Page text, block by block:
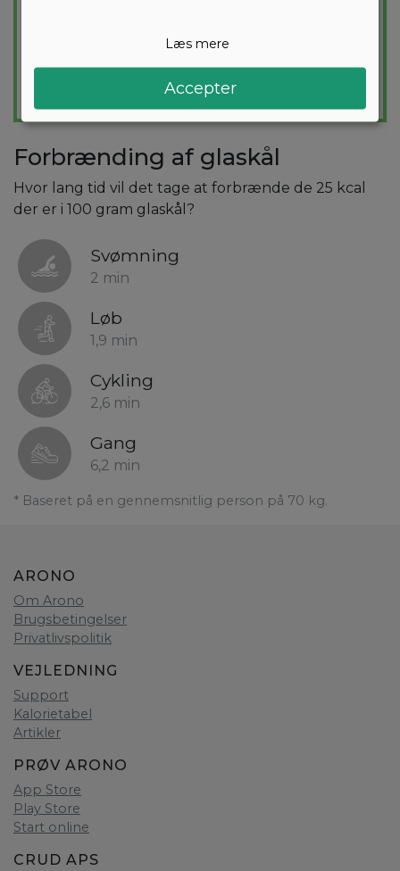
Forbrænding af glaskål
Hvor lang tid vil det tage at forbrænde de 25 kcal
der er i 100 gram glaskål?
Svømning
2 min
Løb
1,9 min
Cykling
2,6 min
Gang
6,2 min
* Baseret på en gennemsnitlig person på 70 kg.
ARONO
Om Arono
Brugsbetingelser
Privatlivspolitik
VEJLEDNING
Support
Kalorietabel
Artikler
PRØV ARONO
App Store
Play Store
Start online
CRUD APS
Læs mere
Accepter